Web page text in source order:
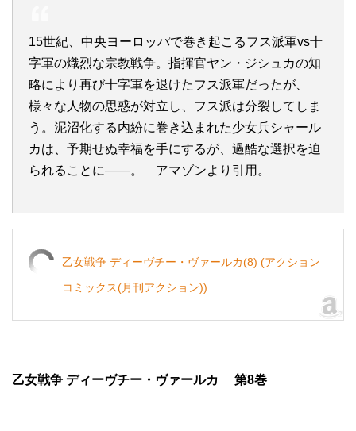
15世紀、中央ヨーロッパで巻き起こるフス派軍vs十
字軍の熾烈な宗教戦争。指揮官ヤン・ジシュカの知
略により再び十字軍を退けたフス派軍だったが、
様々な人物の思惑が対立し、フス派は分裂してしま
う。泥沼化する内紛に巻き込まれた少女兵シャール
カは、予期せぬ幸福を手にするが、過酷な選択を迫
られることに――。 アマゾンより引用。
乙女戦争 ディーヴチー・ヴァールカ(8) (アクション
コミックス(月刊アクション))
乙女戦争 ディーヴチー・ヴァールカ 第8巻